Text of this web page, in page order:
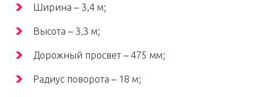
Ширина – 3,4 м;
Высота – 3,3 м;
Дорожный просвет – 475 мм;
Радиус поворота – 18 м;